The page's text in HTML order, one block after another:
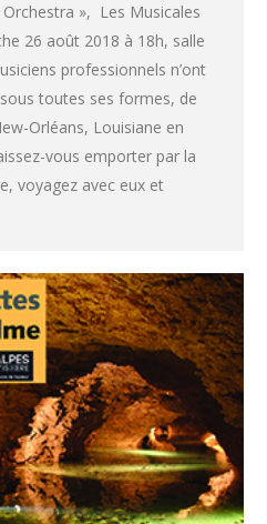
», Les Musicales
26 août 2018 à 18h, salle
professionnels n’ont
toutes ses formes, de
Orléans, Louisiane en
vous emporter par la
voyagez avec eux et